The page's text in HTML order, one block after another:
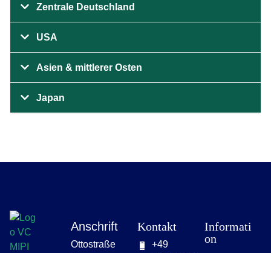
Zentrale Deutschland
USA
Asien & mittlerer Osten
Japan
Anschrift
Ottostraße
Kontakt
+49
Informati
on